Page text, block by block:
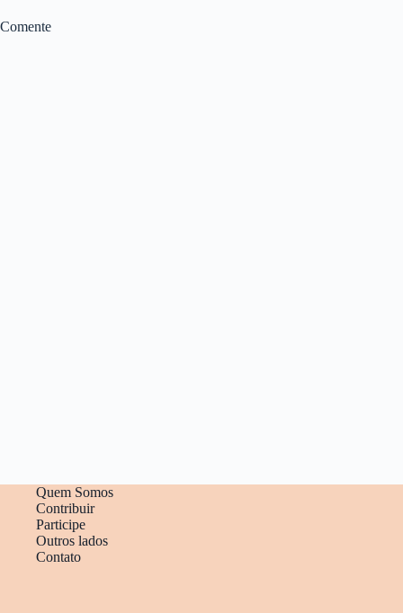
Comente
Quem Somos
Contribuir
Participe
Outros lados
Contato